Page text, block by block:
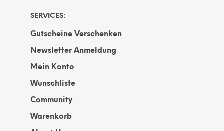
SERVICES:
Gutscheine Verschenken
Newsletter Anmeldung
Mein Konto
Wunschliste
Community
Warenkorb